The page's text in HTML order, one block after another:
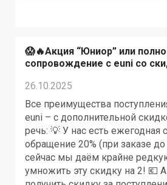
😱🔥Акция “Юниор” или
сопровождение с euni со
26.10.2025
Все преимущества
euni – с дополнительной
речь: 💡 У нас есть ежегодная
обращение 20% (при заказе
сейчас мы даём крайне
умножить эту скидку на 2! 💶